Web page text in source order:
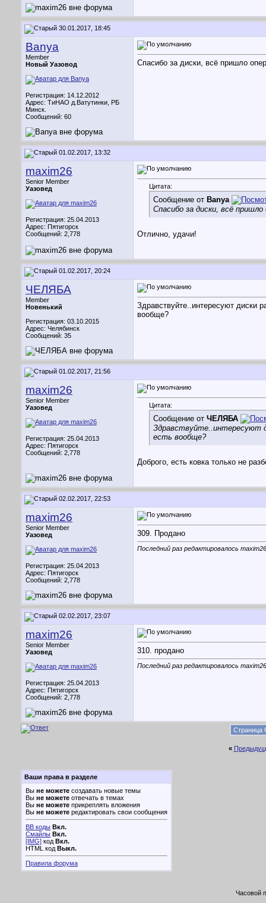
30.01.2017, 18:45
Banya
Member
Новый Уазовод
Регистрация: 14.12.2012
Адрес: ТиНАО д.Ватутинки, РБ
Минск.
Сообщений: 60
Спасибо за диски, всё пришло
01.02.2017, 13:32
maxim26
Senior Member
Уазовед
Регистрация: 25.04.2013
Адрес: Пятигорск
Сообщений: 2,778
Цитата:
Сообщение от Banya
Спасибо за диски, всё
Отлично, удачи!
01.02.2017, 20:24
ЧЕЛЯБА
Member
Новенький
Регистрация: 03.10.2015
Адрес: Челябинск
Сообщений: 35
Здравствуйте..интересуют диски
вообще?
01.02.2017, 21:56
maxim26
Senior Member
Уазовед
Регистрация: 25.04.2013
Адрес: Пятигорск
Сообщений: 2,778
Цитата:
Сообщение от ЧЕЛЯБА
Здравствуйте..интересуют
есть вообще?
Доброго, есть ковка только не
02.02.2017, 22:53
maxim26
Senior Member
Уазовед
Регистрация: 25.04.2013
Адрес: Пятигорск
Сообщений: 2,778
309. Продано
Последний раз редактировалось
02.02.2017, 23:07
maxim26
Senior Member
Уазовед
Регистрация: 25.04.2013
Адрес: Пятигорск
Сообщений: 2,778
310. продано
Последний раз редактировалось
Страница
«
Ваши права в разделе
Вы не можете создавать новые темы
Вы не можете отвечать в темах
Вы не можете прикреплять вложения
Вы не можете редактировать свои сообщения
BB коды Вкл.
Смайлы Вкл.
[IMG] код Вкл.
HTML код Выкл.
Правила форума
Часовой